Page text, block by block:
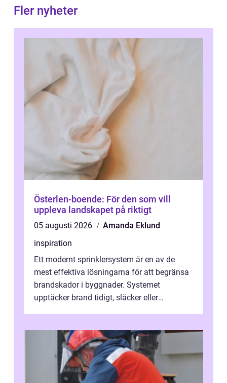
Fler nyheter
Österlen-boende: För den som vill
uppleva landskapet på riktigt
05 augusti 2026
Amanda Eklund
inspiration
Ett modernt sprinklersystem är en av de
mest effektiva lösningarna för att begränsa
brandskador i byggnader. Systemet
upptäcker brand tidigt, släcker eller